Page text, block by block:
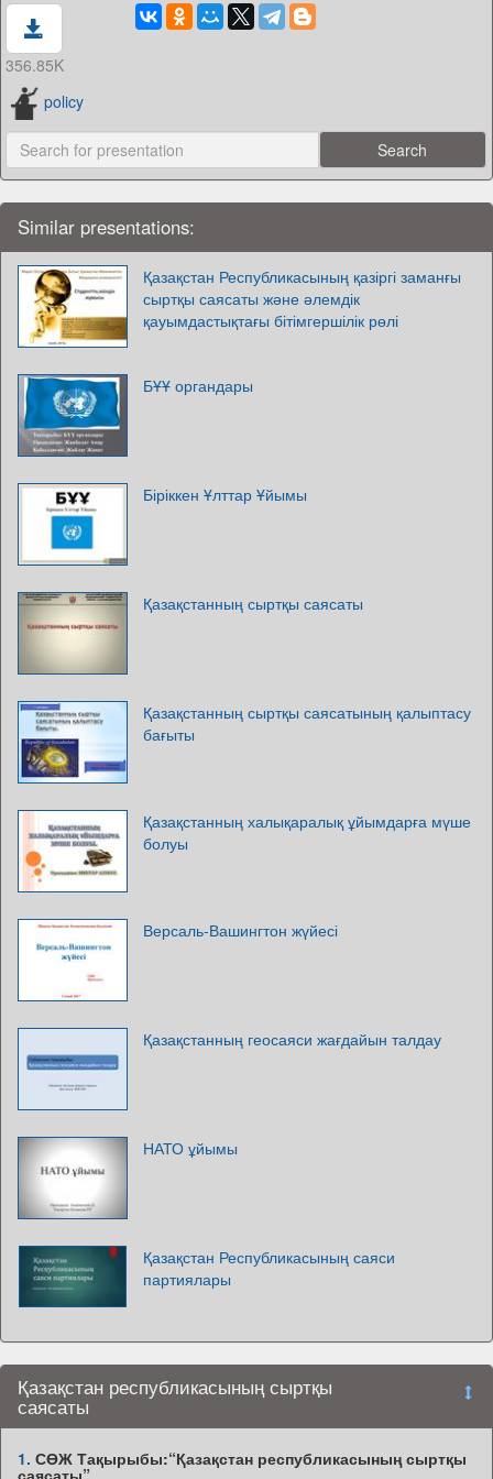
356.85K
policy
Similar presentations:
Қазақстан Республикасының қазіргі заманғы
сыртқы саясаты және әлемдік
қауымдастықтағы бітімгершілік рөлі
БҰҰ органдары
Біріккен Ұлттар Ұйымы
Қазақстанның сыртқы саясаты
Қазақстанның сыртқы саясатының қалыптасу
бағыты
Қазақстанның халықаралық ұйымдарға мүше
болуы
Версаль-Вашингтон жүйесі
Қазақстанның геосаяси жағдайын талдау
НАТО ұйымы
Қазақстан Республикасының саяси
партиялары
Қазақстан республикасының сыртқы
саясаты
1. СӨЖ Тақырыбы:“Қазақстан республикасының сыртқы